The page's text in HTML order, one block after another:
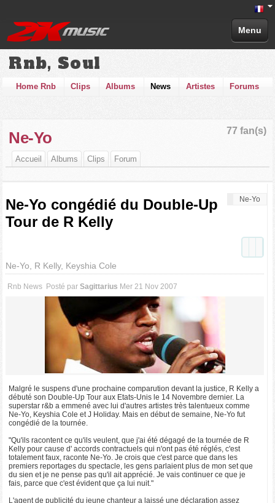
Menu
Rnb, Soul
Home Rnb Clips Albums News Artistes Forums
77 fan(s)
Ne-Yo
Accueil Albums Clips Forum
Ne-Yo
Ne-Yo congédié du Double-Up
Tour de R Kelly
Ne-Yo, R Kelly, Keyshia Cole
Rnb News Posté parSagittarius Mer 21 Nov 2007
Malgré le suspens d'une prochaine comparution devant la justice, R Kelly a
débuté son Double-Up Tour aux Etats-Unis le 14 Novembre dernier. La
superstar r&b a emmené avec lui d'autres artistes très talentueux comme
Ne-Yo, Keyshia Cole et J Holiday. Mais en début de semaine, Ne-Yo fut
congédié de la tournée.
"Qu'ils racontent ce qu'ils veulent, que j'ai été dégagé de la tournée de R
Kelly pour cause d' accords contractuels qui n'ont pas été réglés, c'est
totalement faux, raconte Ne-Yo. Je crois que c'est parce que dans les
premiers reportages du spectacle, les gens parlaient plus de mon set que
du sien et je ne pense pas qu'il ait apprécié. Je vais continuer ce que je
fais, parce que c'est évident que ça lui nuit."
L'agent de publicité du jeune chanteur a laissé une déclaration assez